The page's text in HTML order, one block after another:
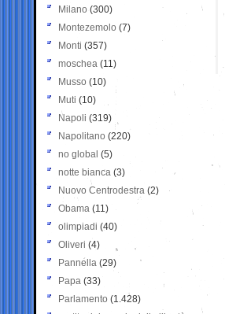
Milano (300)
Montezemolo (7)
Monti (357)
moschea (11)
Musso (10)
Muti (10)
Napoli (319)
Napolitano (220)
no global (5)
notte bianca (3)
Nuovo Centrodestra (2)
Obama (11)
olimpiadi (40)
Oliveri (4)
Pannella (29)
Papa (33)
Parlamento (1.428)